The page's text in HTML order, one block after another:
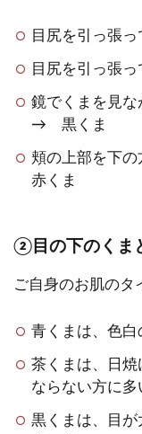
目尻を引っ張
目尻を引っ張
鏡でくまを見
→ 黒くま
頬の上部を下
赤くま
②目の下のくま
ご自身のお肌のタ
青くまは、色白
茶くまは、日焼
ならない方に多
黒くまは、目